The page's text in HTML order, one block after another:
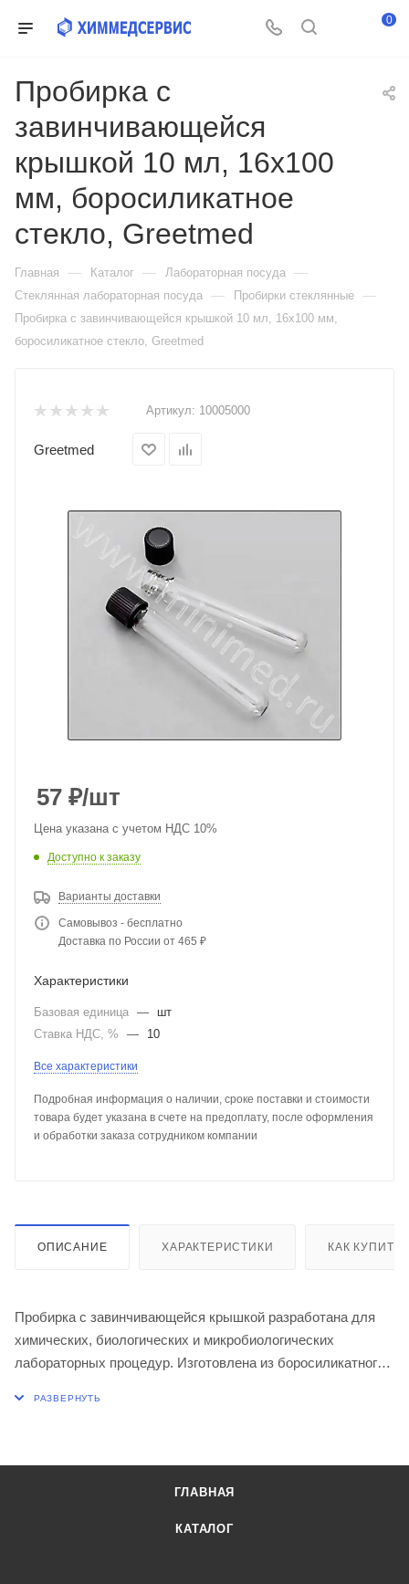
0
Пробирка с
завинчивающейся
крышкой 10 мл, 16х100
мм, боросиликатное
стекло, Greetmed
Главная — Каталог — Лабораторная посуда —
Стеклянная лабораторная посуда — Пробирки стеклянные —
Пробирка с завинчивающейся крышкой 10 мл, 16х100 мм,
боросиликатное стекло, Greetmed
Артикул: 10005000
Greetmed
57 ₽/шт
Цена указана с учетом НДС 10%
Доступно к заказу
Варианты доставки
Самовывоз - бесплатно
Доставка по России от 465 ₽
Характеристики
Базовая единица —
шт
Ставка НДС, %
— 10
Все характеристики
Подробная информация о наличии, сроке поставки и стоимости
товара будет указана в счете на предоплату, после оформления
и обработки заказа сотрудником компании
ОПИСАНИЕ ХАРАКТЕРИСТИКИ КАК КУПИТЬ
Пробирка с завинчивающейся крышкой разработана для
химических, биологических и микробиологических
лабораторных процедур. Изготовлена из боросиликатного
Наружный диаметр 16,0 ± 0,5 мм
ГЛАВНАЯ
КАТАЛОГ